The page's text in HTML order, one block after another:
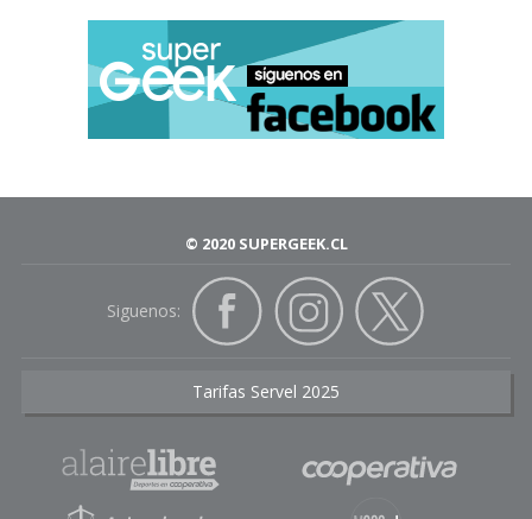
© 2020 SUPERGEEK.CL
Siguenos:
Tarifas Servel 2025